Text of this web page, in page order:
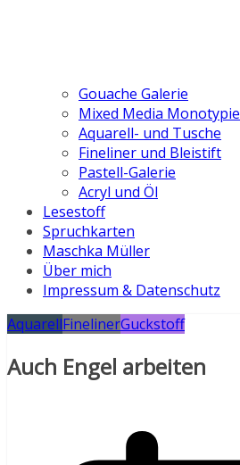
Gouache Galerie
Mixed Media Monotypie
Aquarell- und Tusche
Fineliner und Bleistift
Pastell-Galerie
Acryl und Öl
Lesestoff
Spruchkarten
Maschka Müller
Über mich
Impressum & Datenschutz
AquarellFinelinerGuckstoff
Auch Engel arbeiten